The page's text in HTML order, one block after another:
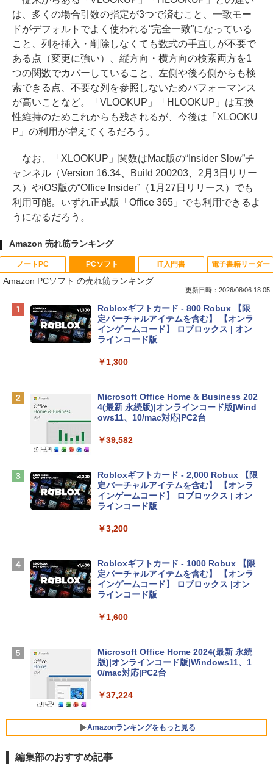
は、多くの場合引数の指定が3つで済むこと、一致モー
ドがデフォルトでよく使われる“完全一致”になっている
こと、列を挿入・削除しなくても数式の手直しが不要で
ある点（変更に強い）、縦方向・横方向の検索両方を1
つの関数でカバーしていること、左側や後ろ側からも検
索できる点、不要な列を参照しないためパフォーマンス
が高いことなど。「VLOOKUP」「HLOOKUP」は互換
性維持のためこれからも残されるが、今後は「XLOOKU
P」の利用が増えてくるだろう。
なお、「XLOOKUP」関数はMac版の“Insider Slow”チ
ャンネル（Version 16.34、Build 200203、2月3日リリー
ス）やiOS版の“Office Insider”（1月27日リリース）でも
利用可能。いずれ正式版「Office 365」でも利用できるよ
うになるだろう。
Amazon 売れ筋ランキング
ノートPC
Apple 2026 MacBook Neo A18 Proチッ
プ搭載13インチノートブック：AIとAppl
e Intelligenceのために設計、Liquid Ret
inaディスプレイ、8GBユニファイドメモ
eTime HDカメラ、Touch ID - インディ
￥137,800
ンケース Dell NEC Lavie ASUS HP dyna
￥2,952
Apple 2026 MacBook Air M5チップ搭載
igence、13.6インチLiquid Retinaディ
ームカメラ、日本語キーボード、Touch I
D - ミッドナイト
￥314,800
￥129,800
Core i5/16GB/SSD 512GB/ホワイト) FM
VWK3E15W_AZ
￥119,800
PCソフト
Amazon PCソフト の売れ筋ランキング
更新日時：2026/08/06 18:05
Robloxギフトカード - 800 Robux 【限
定バーチャルアイテムを含む】 【オンラ
インゲームコード】 ロブロックス | オン
ラインコード版
￥1,300
Microsoft Office Home & Business 202
4(最新 永続版)|オンラインコード版|Wind
ows11、10/mac対応|PC2台
￥39,582
Robloxギフトカード - 2,000 Robux 【限
定バーチャルアイテムを含む】 【オンラ
インゲームコード】 ロブロックス | オン
ラインコード版
￥3,200
Robloxギフトカード - 1000 Robux 【限
定バーチャルアイテムを含む】 【オンラ
インゲームコード】 ロブロックス |オン
ラインコード版
￥1,600
Microsoft Office Home 2024(最新 永続
版)|オンラインコード版|Windows11、1
0/mac対応|PC2台
￥37,224
Amazonランキングをもっと見る
IT入門書 電子書籍リーダー
編集部のおすすめ記事